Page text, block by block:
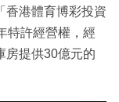
香港體育博彩投資
特許經營權，經
房提供30億元的